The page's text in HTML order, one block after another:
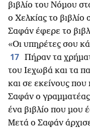
βιβλίο του Νόμου
ο Χελκίας το βιβλίο
Σαφάν έφερε το
«Οι υπηρέτες σου
17 Πήραν τα
του Ιεχωβά και τα
και σε εκείνους
Σαφάν ο
ένα βιβλίο που μου
Μετά ο Σαφάν